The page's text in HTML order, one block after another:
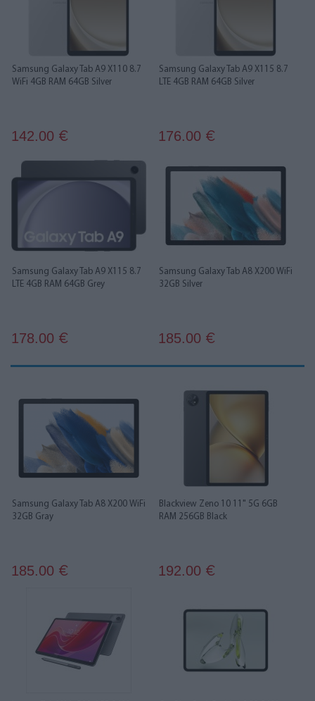
Samsung Galaxy Tab A9 X110 8.7
WiFi 4GB RAM 64GB Silver
142.00 €
Samsung Galaxy Tab A9 X115 8.7
LTE 4GB RAM 64GB Silver
176.00 €
Samsung Galaxy Tab A9 X115 8.7
LTE 4GB RAM 64GB Grey
178.00 €
Samsung Galaxy Tab A8 X200 WiFi
32GB Silver
185.00 €
Samsung Galaxy Tab A8 X200 WiFi
32GB Gray
185.00 €
Blackview Zeno 10 11" 5G 6GB
RAM 256GB Black
192.00 €